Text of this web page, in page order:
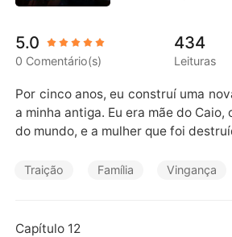
Baixar App
Bilionários
Contos Curtos
5.0
0 Comentário(s)
434
Leituras
Por cinco anos, eu construí uma
a minha antiga. Eu era mãe do Caio,
do mundo, e a mulher que foi
O menino com quem Caio brigou
Traição Família Vingança
Capítulo 12